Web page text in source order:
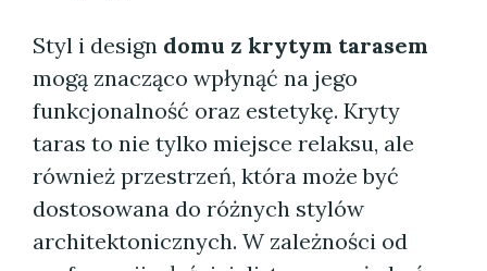
Styl i design domu z krytym tarasem
mogą znacząco wpłynąć na jego
funkcjonalność oraz estetykę. Kryty
taras to nie tylko miejsce relaksu, ale
również przestrzeń, która może być
dostosowana do różnych stylów
architektonicznych. W zależności od